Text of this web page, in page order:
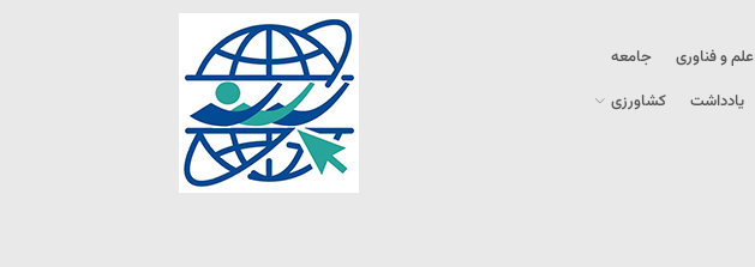
علم و فناوری
جامعه
یادداشت
کشاورزی